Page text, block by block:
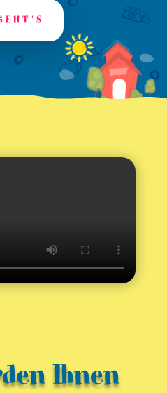
Ihnen